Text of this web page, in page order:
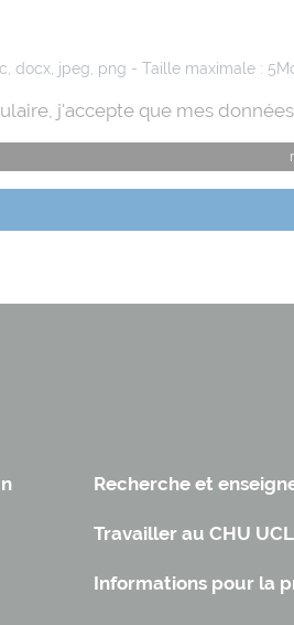
docx, jpeg, png - Taille maximale :
j'accepte que mes
Recherche et
Travailler au CHU
Informations pour la